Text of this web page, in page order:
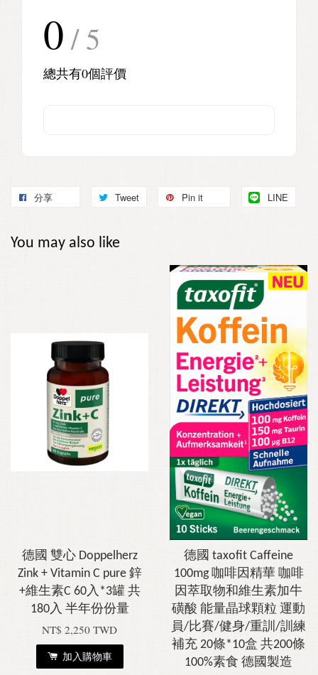
0 / 5
總共有0個評價
分享 Tweet Pin it LINE
You may also like
德國 雙心 Doppelherz
Zink + Vitamin C pure 鋅
+維生素C 60入*3罐 共
180入 半年份份量
NT$ 2,250 TWD
加入購物車
德國 taxofit Caffeine
100mg 咖啡因精華 咖啡
因萃取物和維生素加牛
磺酸 能量晶球顆粒 運動
員/比賽/健身/重訓/訓練
補充 20條*10盒 共200條
100%素食 德國製造